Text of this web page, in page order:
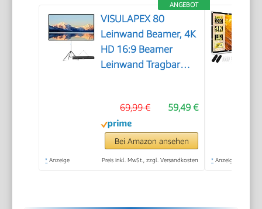
ANGEBOT
VISULAPEX 80
Leinwand Beamer, 4K
HD 16:9 Beamer
Leinwand Tragbar
Ideal für Heimkino,
Camping und
Freizeitveranstaltungen
59,49 €
69,99 €
Bei Amazon ansehen
* Anzeige Preis inkl. MwSt., zzgl. Versandkosten * Anzeige